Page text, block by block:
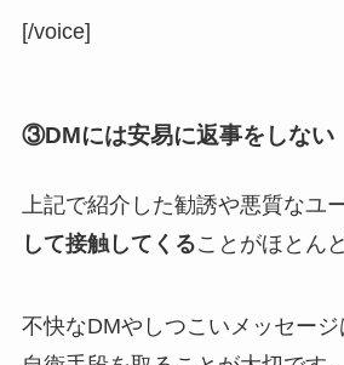
[/voice]
③DMには安易に返事をしない
上記で紹介した勧誘や悪質なユ
して接触してくることがほとんど
不快なDMやしつこいメッセージ